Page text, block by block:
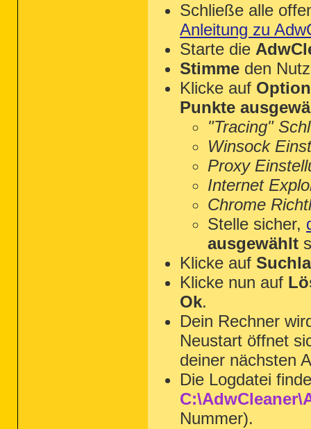
Schließe alle
Anleitung zu
Starte die
Stimme den
Klicke auf
Punkte
"Tracing"
Winsock
Proxy
Internet
Chrome
Stelle sicher,
ausgewählt
Klicke auf
Klicke nun auf
Ok.
Dein Rechner
Neustart öffnet
deiner nächsten
Die Logdatei
Nummer).